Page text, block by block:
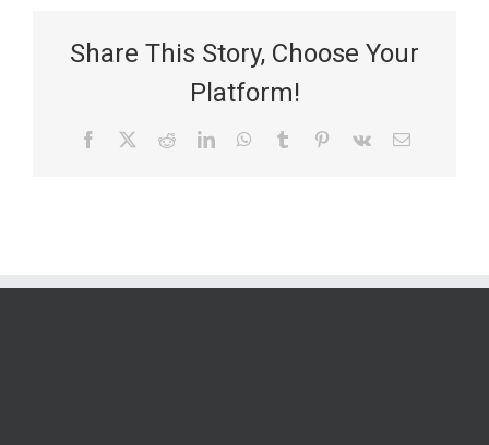
Share This Story, Choose Your
Platform!
Facebook RedditLinkedInWhatsApp
Tumblr Pinterest
Vk Email